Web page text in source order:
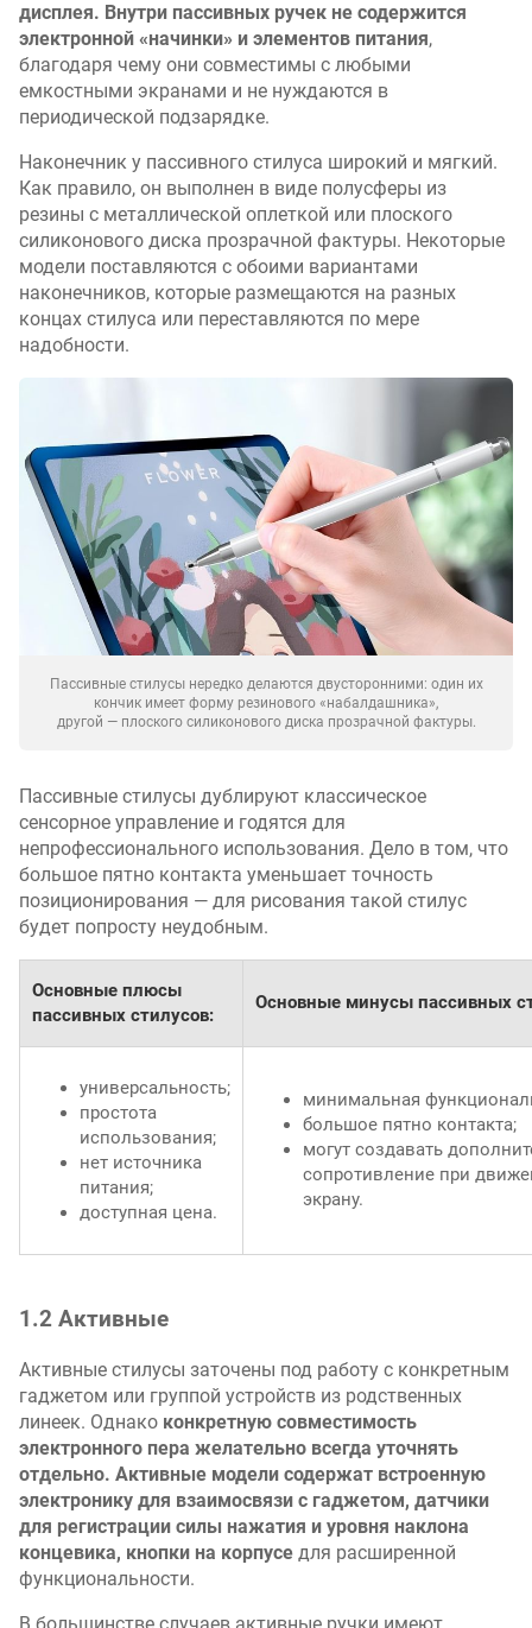
дисплея. Внутри пассивных ручек не содержится
электронной «начинки» и элементов питания,
благодаря чему они совместимы с любыми
емкостными экранами и не нуждаются в
периодической подзарядке.
Наконечник у пассивного стилуса широкий и мягкий.
Как правило, он выполнен в виде полусферы из
резины с металлической оплеткой или плоского
силиконового диска прозрачной фактуры. Некоторые
модели поставляются с обоими вариантами
наконечников, которые размещаются на разных
концах стилуса или переставляются по мере
надобности.
Пассивные стилусы нередко делаются двусторонними: один их
кончик имеет форму резинового «набалдашника»,
другой — плоского силиконового диска прозрачной фактуры.
Пассивные стилусы дублируют классическое
сенсорное управление и годятся для
непрофессионального использования. Дело в том, что
большое пятно контакта уменьшает точность
позиционирования — для рисования такой стилус
будет попросту неудобным.
Основные плюсы
пассивных стилусов:
Основные минусы пассивных
универсальность;
простота
использования;
нет источника
питания;
доступная цена.
минимальная
большое пятно контакта;
могут создавать
сопротивление при
экрану.
1.2 Активные
Активные стилусы заточены под работу с конкретным
гаджетом или группой устройств из родственных
линеек. Однако конкретную совместимость
электронного пера желательно всегда уточнять
отдельно. Активные модели содержат встроенную
электронику для взаимосвязи с гаджетом, датчики
для регистрации силы нажатия и уровня наклона
концевика, кнопки на корпусе для расширенной
функциональности.